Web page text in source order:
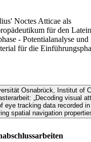
Noctes Atticae als
für den
- Potentialanalyse und
für die
Osnabrück, Institut of
„Decoding visual
eye tracking data recorded
spatial navigation